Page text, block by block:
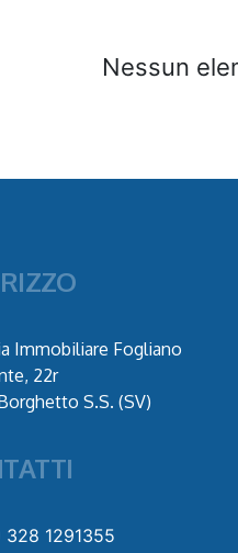
Nessun
Immobiliare Fogliano
22r
S.S. (SV)
328 1291355